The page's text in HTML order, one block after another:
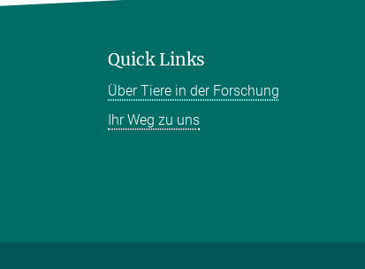
Quick Links
Über Tiere in der Forschung
Ihr Weg zu uns